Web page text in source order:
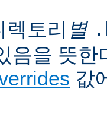
렉토리 별
음을 뜻한
값